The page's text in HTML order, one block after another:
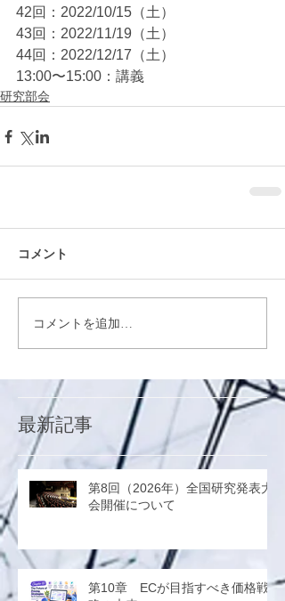
42回：2022/10/15（土）
43回：2022/11/19（土）
44回：2022/12/17（土）
13:00〜15:00：講義
研究部会
コメント
コメントを追加…
最新記事
第8回（2026年）全国研究発表大
会開催について
第10章 ECが目指すべき価格戦